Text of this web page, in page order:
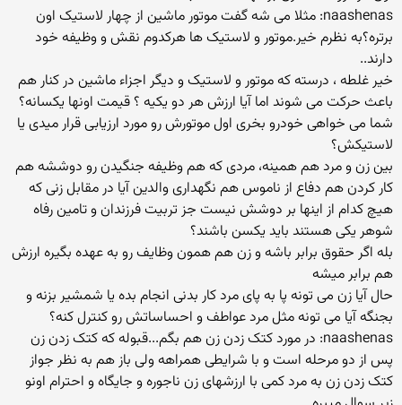
naashenas: مثلا می شه گفت موتور ماشین از چهار لاستیک اون
برتره؟به نظرم خیر.موتور و لاستیک ها هرکدوم نقش و وظیفه خود
دارند..
خیر غلطه ، درسته که موتور و لاستیک و دیگر اجزاء ماشین در کنار هم
باعث حرکت می شوند اما آیا ارزش هر دو یکیه ؟ قیمت اونها یکسانه؟
شما می خواهی خودرو بخری اول موتورش رو مورد ارزیابی قرار میدی یا
لاستیکش؟
بین زن و مرد هم همینه، مردی که هم وظیفه جنگیدن رو دوششه هم
کار کردن هم دفاع از ناموس هم نگهداری والدین آیا در مقابل زنی که
هیچ کدام از اینها بر دوشش نیست جز تربیت فرزندان و تامین رفاه
شوهر یکی هستند باید یکسن باشند؟
بله اگر حقوق برابر باشه و زن هم همون وظایف رو به عهده بگیره ارزش
هم برابر میشه
حال آیا زن می تونه پا به پای مرد کار بدنی انجام بده یا شمشیر بزنه و
بجنگه آیا می تونه مثل مرد عواطف و احساساتش رو کنترل کنه؟
naashenas: در مورد کتک زدن زن هم بگم...قبوله که کتک زدن زن
پس از دو مرحله است و با شرایطی همراهه ولی باز هم به نظر جواز
کتک زدن زن به مرد کمی با ارزشهای زن ناجوره و جایگاه و احترام اونو